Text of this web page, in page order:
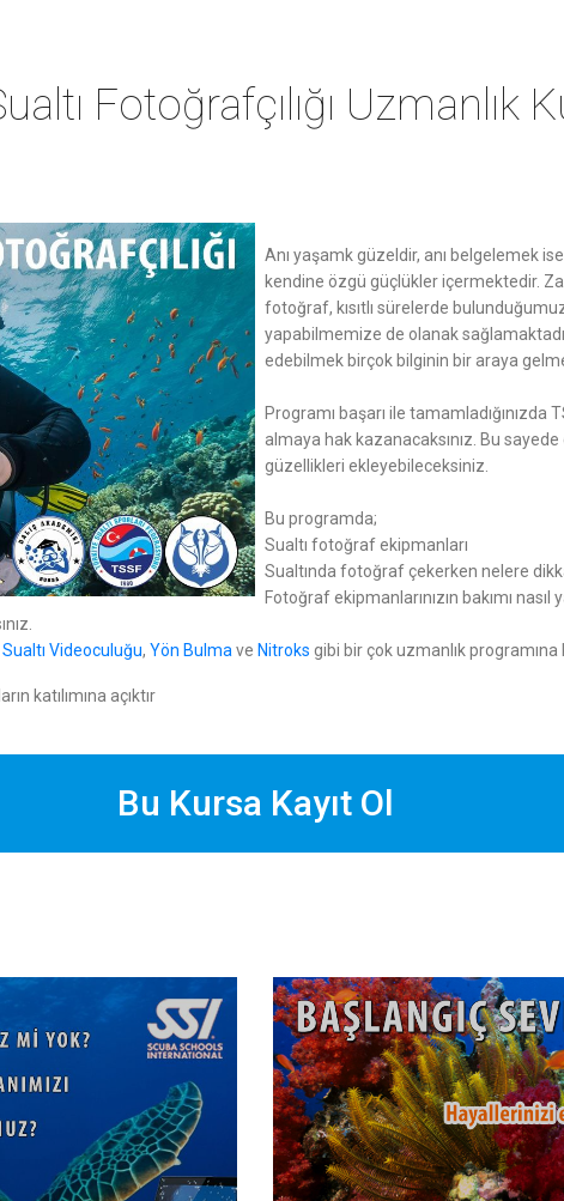
Fotoğrafçılığı Uzmanlık
Anı yaşamk güzeldir, anı belgelemek
kendine özgü güçlükler içermektedir.
fotoğraf, kısıtlı sürelerde
yapabilmemize de olanak
edebilmek birçok bilginin bir araya
Programı başarı ile tamamladığınızda
almaya hak kazanacaksınız. Bu
güzellikleri ekleyebileceksiniz.
Bu programda;
Sualtı fotoğraf ekipmanları
Sualtında fotoğraf çekerken nelere
Fotoğraf ekipmanlarınızın bakımı nasıl
Sualtı Videoculuğu, Yön Bulma ve Nitroks gibi bir çok uzmanlık programına
katılımına açıktır
Bu Kursa Kayıt Ol